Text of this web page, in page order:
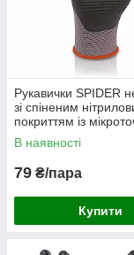
Рукавички SPIDER
зі спіненим
покриттям із
В наявності
79 ₴/пара
Купити